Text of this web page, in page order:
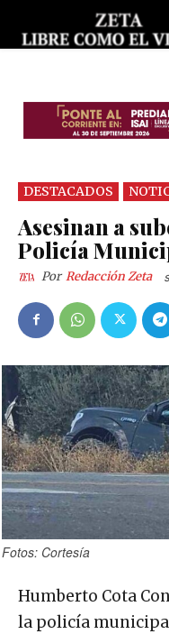
DESTACADOS
Asesinan a
Policía
Por Redacción Zeta
Fotos: Cortesía
Humberto Cota
la policía